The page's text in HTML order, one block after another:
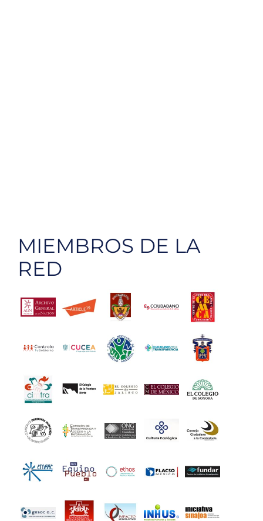
MIEMBROS DE LA
RED